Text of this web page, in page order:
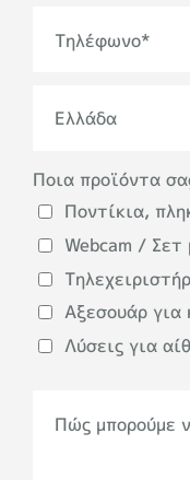
Τηλέφωνο*
Χώρα*
Ποια προϊόντα
Ποντίκια,
Webcam /
Αξεσουάρ για
Λύσεις για
Πώς μπορούμε